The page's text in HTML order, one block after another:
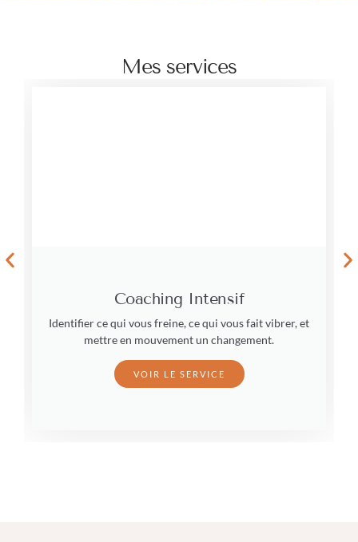
Mes services
Coaching Intensif
Identifier ce qui vous freine, ce qui vous fait vibrer, et
mettre en mouvement un changement.
VOIR LE SERVICE